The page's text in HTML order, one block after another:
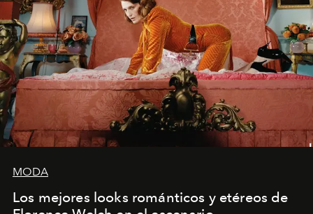
MODA
Los mejores looks románticos y etéreos de